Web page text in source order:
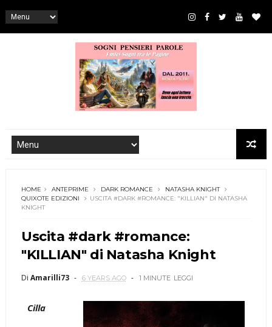
HOME ANTEPRIME DARK ROMANCE
NATASHA KNIGHT
QUIXOTE EDIZIONI
USCITA #DARK #ROMANCE: "KILLIAN" DI NATASHA
KNIGHT
Uscita #dark #romance:
"KILLIAN" di Natasha Knight
Di Amarilli73 6 YEARS AGO 1 MINUTE LEGGI
Cilla